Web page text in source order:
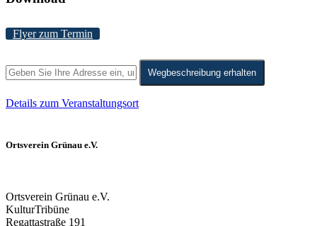
Flyer zum Termin
Wegbeschreibung erhalten
Details zum Veranstaltungsort
Ortsverein Grünau e.V.
Ortsverein Grünau e.V.
KulturTribüne
Regattastraße 191